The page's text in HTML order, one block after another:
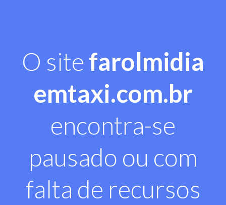
O site farolmidia
emtaxi.com.br
encontra-se
pausado ou com
falta de recursos